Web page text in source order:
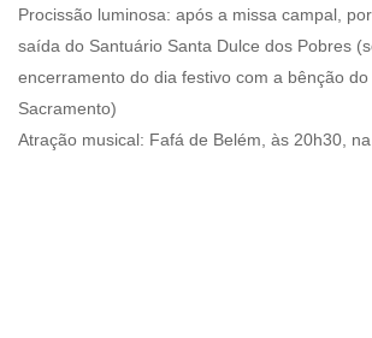
Procissão luminosa: após a missa campal,
saída do Santuário Santa Dulce dos Pobres
encerramento do dia festivo com a bênção
Sacramento)
Atração musical: Fafá de Belém, às 20h30,